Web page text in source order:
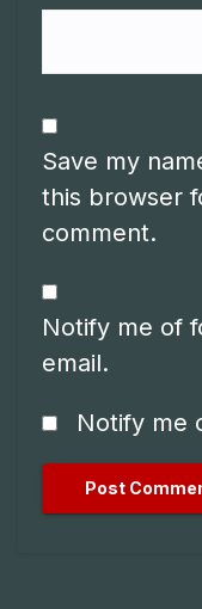
Save my
this browser
comment.
Notify me of
email.
Notify me